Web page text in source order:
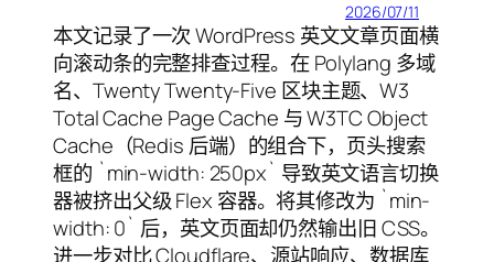
2026/07/11
本文记录了一次 WordPress 英文文章页面横
向滚动条的完整排查过程。在 Polylang 多域
名、Twenty Twenty-Five 区块主题、W3
Total Cache Page Cache 与 W3TC Object
Cache（Redis 后端）的组合下，页头搜索
框的 `min-width: 250px` 导致英文语言切换
器被挤出父级 Flex 容器。将其修改为 `min-
width: 0` 后，英文页面却仍然输出旧 CSS。
进一步对比 Cloudflare、源站响应、数据库